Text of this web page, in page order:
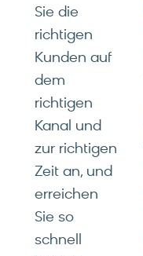
Sie die
richtigen
Kunden auf
dem
richtigen
Kanal und
zur richtigen
Zeit an, und
erreichen
Sie so
schnell